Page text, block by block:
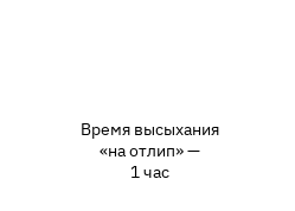
Время высыхания
«на отлип» —
1 чаc